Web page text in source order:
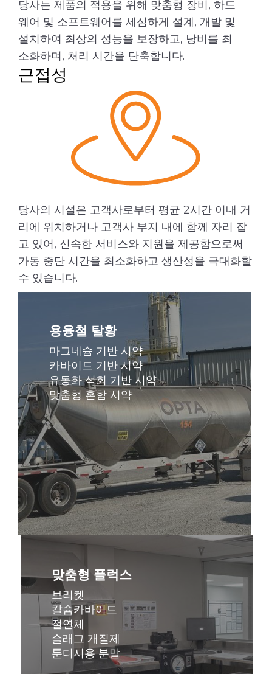
당사는 제품의 적용을 위해 맞춤형 장비, 하드
웨어 및 소프트웨어를 세심하게 설계, 개발 및
설치하여 최상의 성능을 보장하고, 낭비를 최
소화하며, 처리 시간을 단축합니다.
근접성
당사의 시설은 고객사로부터 평균 2시간 이내 거
리에 위치하거나 고객사 부지 내에 함께 자리 잡
고 있어, 신속한 서비스와 지원을 제공함으로써
가동 중단 시간을 최소화하고 생산성을 극대화할
수 있습니다.
용융철 탈황
마그네슘 기반 시약
카바이드 기반 시약
유동화 석회 기반 시약
맞춤형 혼합 시약
맞춤형 플럭스
브리켓
칼슘카바이드
절연체
슬래그 개질제
툰디시용 분말
알